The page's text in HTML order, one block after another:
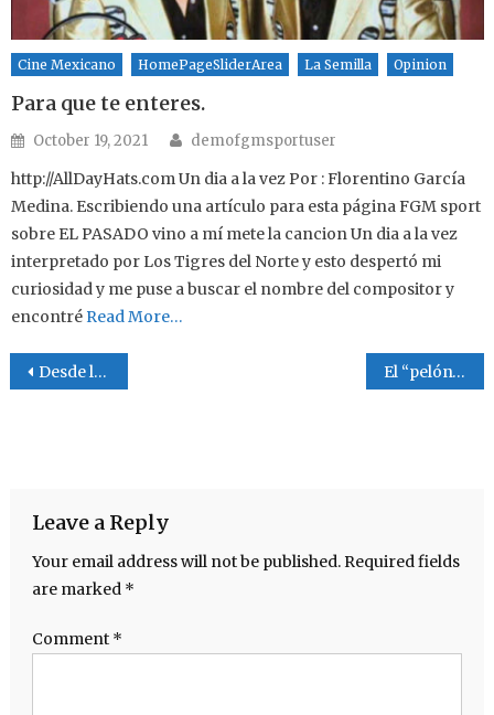
Cine Mexicano HomePageSliderArea La Semilla Opinion
Para que te enteres.
Posted on
October 19, 2021 Author
demofgmsportuser
http://AllDayHats.com Un dia a la vez Por : Florentino García
Medina. Escribiendo una artículo para esta página FGM sport
sobre EL PASADO vino a mí mete la cancion Un dia a la vez
interpretado por Los Tigres del Norte y esto despertó mi
curiosidad y me puse a buscar el nombre del compositor y
encontré Read More…
Post navigation
Desde la Carbonifera El “pelón” Gloria
Leave a Reply
Your email address will not be published. Required fields
are marked *
Comment *